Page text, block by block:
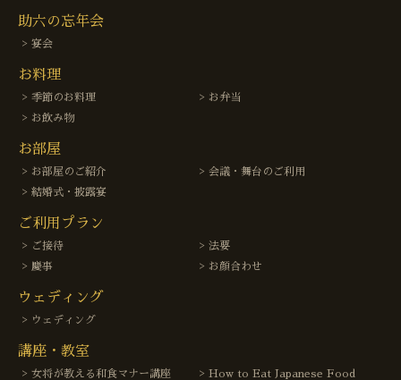
助六の忘年会
宴会
お料理
季節のお料理
お弁当
お飲み物
お部屋
お部屋のご紹介
会議・舞台のご利用
結婚式・披露宴
ご利用プラン
ご接待
法要
慶事
お顔合わせ
ウェディング
ウェディング
講座・教室
女将が教える和食マナー講座 How to Eat Japanese Food